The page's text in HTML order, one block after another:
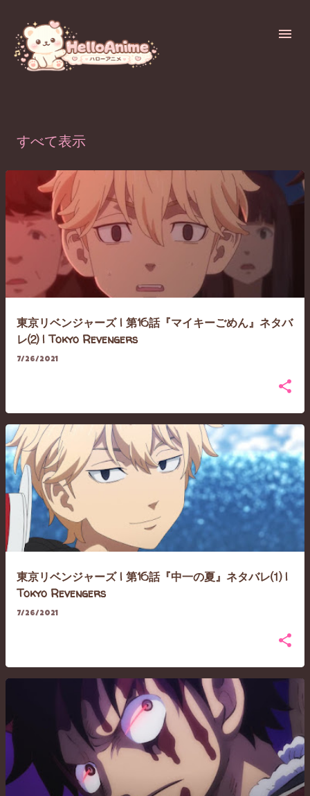
すべて表示
稿
東京リベンジャーズ | 第16話『マイキーごめん』ネタバ
レ⑵ | Tokyo Revengers
7/26/2021
東京リベンジャーズ | 第16話『中一の夏』ネタバレ⑴ |
Tokyo Revengers
7/26/2021